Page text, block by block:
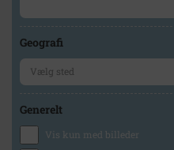
Geografi
Generelt
Vis kun med billeder